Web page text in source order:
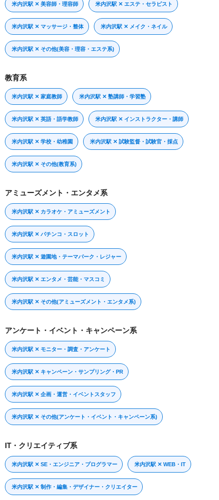
米内沢駅 ✕ 美容師・理容師 米内沢駅 ✕ エステ・セラピスト
米内沢駅 ✕ マッサージ・整体 米内沢駅 ✕ メイク・ネイル
米内沢駅 ✕ その他(美容・理容・エステ系)
教育系
米内沢駅 ✕ 家庭教師 米内沢駅 ✕ 塾講師・学習塾
米内沢駅 ✕ 英語・語学教師 米内沢駅 ✕ インストラクター・講師
米内沢駅 ✕ 学校・幼稚園 米内沢駅 ✕ 試験監督・試験官・採点
米内沢駅 ✕ その他(教育系)
アミューズメント・エンタメ系
米内沢駅 ✕ カラオケ・アミューズメント
米内沢駅 ✕ パチンコ・スロット
米内沢駅 ✕ 遊園地・テーマパーク・レジャー
米内沢駅 ✕ エンタメ・芸能・マスコミ
米内沢駅 ✕ その他(アミューズメント・エンタメ系)
アンケート・イベント・キャンペーン系
米内沢駅 ✕ モニター・調査・アンケート
米内沢駅 ✕ キャンペーン・サンプリング・PR
米内沢駅 ✕ 企画・運営・イベントスタッフ
米内沢駅 ✕ その他(アンケート・イベント・キャンペーン系)
IT・クリエイティブ系
米内沢駅 ✕ SE・エンジニア・プログラマー 米内沢駅 ✕ WEB・IT
米内沢駅 ✕ 制作・編集・デザイナー・クリエイター